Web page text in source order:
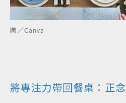
圖／Canva
將專注力帶回餐桌： 正念